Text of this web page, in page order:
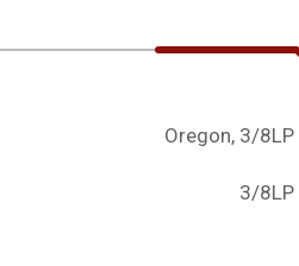
Oregon, 3/8LP
3/8LP